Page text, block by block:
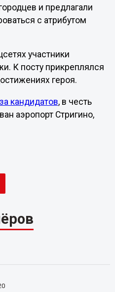
и предлагали
с атрибутом
участники
К посту прикреплялся
героя.
кандидатов, в честь
аэропорт Стригино,